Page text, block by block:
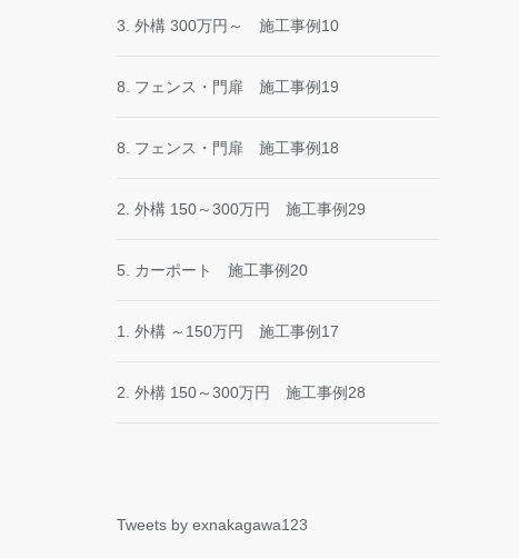
3. 外構 300万円～ 施工事例10
8. フェンス・門扉 施工事例19
8. フェンス・門扉 施工事例18
2. 外構 150～300万円 施工事例29
5. カーポート 施工事例20
1. 外構 ～150万円 施工事例17
2. 外構 150～300万円 施工事例28
Tweets by exnakagawa123